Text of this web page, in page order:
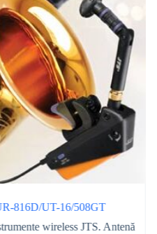
816D/UT-16/508GT
wireless JTS. Antenă